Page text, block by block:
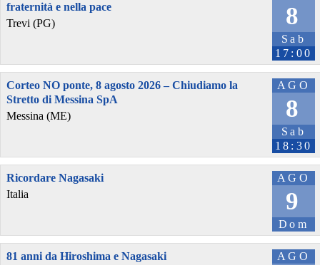
8
Sab
17:00
fraternità e nella pace
Trevi (PG)
AGO
8
Sab
18:30
Corteo NO ponte, 8 agosto 2026 – Chiudiamo la
Stretto di Messina SpA
Messina (ME)
AGO
9
Dom
Ricordare Nagasaki
Italia
AGO
81 anni da Hiroshima e Nagasaki